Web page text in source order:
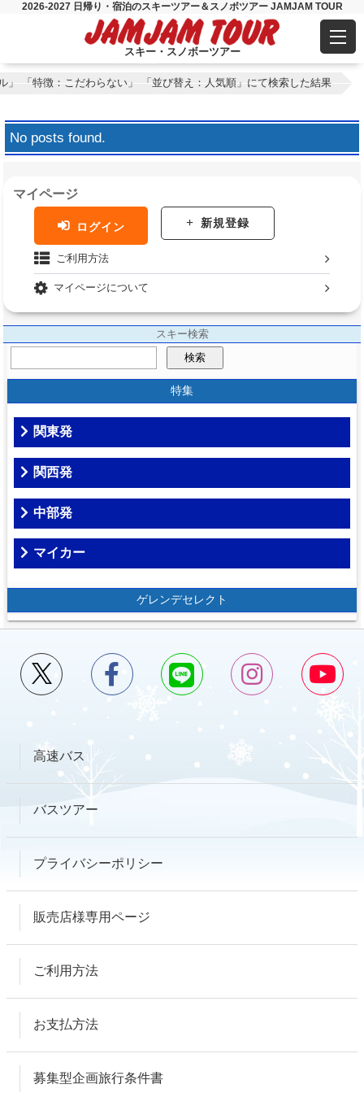
2026-2027 日帰り・宿泊のスキーツアー＆スノボツアー JAMJAM TOUR
スキー・スノボーツアー
「特徴：こだわらない」 「並び替え：人気順」にて検索した結果
No posts found.
マイページ
ログイン 新規登録
ご利用方法
マイページについて
スキー検索
検索
特集
関東発
関西発
中部発
マイカー
ゲレンデセレクト
高速バス
バスツアー
プライバシーポリシー
販売店様専用ページ
ご利用方法
お支払方法
募集型企画旅行条件書